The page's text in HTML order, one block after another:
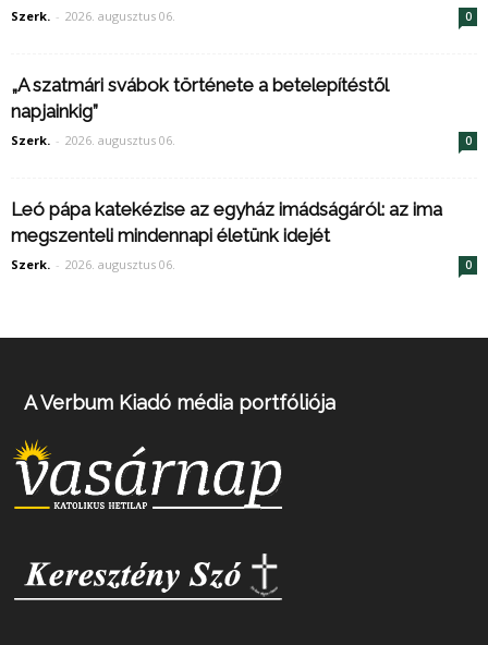
Szerk. - 2026. augusztus 06. 0
„A szatmári svábok története a betelepítéstől
napjainkig”
Szerk. - 2026. augusztus 06. 0
Leó pápa katekézise az egyház imádságáról: az ima
megszenteli mindennapi életünk idejét
Szerk. - 2026. augusztus 06. 0
A Verbum Kiadó média portfóliója